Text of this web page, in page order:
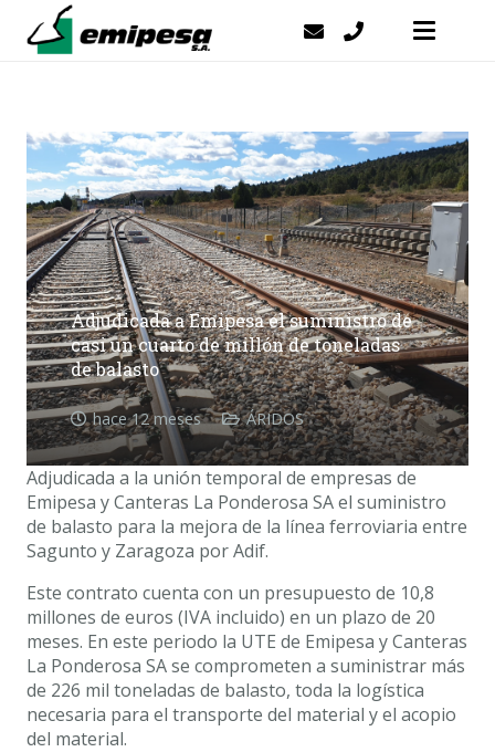
Adjudicada a Emipesa el suministro de
casi un cuarto de millón de toneladas
de balasto
hace 12 meses ÁRIDOS
Adjudicada a la unión temporal de empresas de
Emipesa y Canteras La Ponderosa SA el suministro
de balasto para la mejora de la línea ferroviaria entre
Sagunto y Zaragoza por Adif.
Este contrato cuenta con un presupuesto de 10,8
millones de euros (IVA incluido) en un plazo de 20
meses. En este periodo la UTE de Emipesa y Canteras
La Ponderosa SA se comprometen a suministrar más
de 226 mil toneladas de balasto, toda la logística
necesaria para el transporte del material y el acopio
del material.